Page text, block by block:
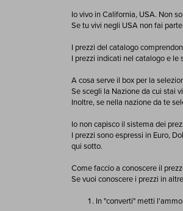
Io vivo in California, USA. Non
Se tu vivi negli USA non fai
I prezzi del catalogo
I prezzi indicati nel catalogo e
A cosa serve il box per la
Se scegli la Nazione da cui stai
Inoltre, se nella nazione da te
Io non capisco il sistema dei
I prezzi sono espressi in Euro,
qui sotto.
Come faccio a conoscere il
Se vuoi conoscere i prezzi in
In "converti" metti